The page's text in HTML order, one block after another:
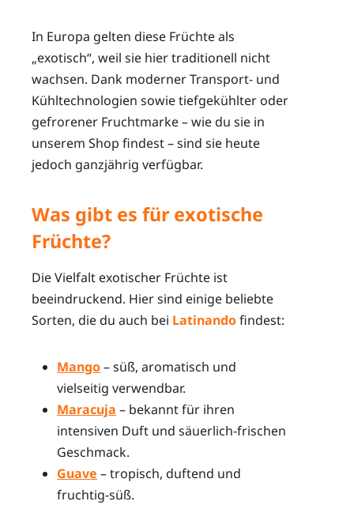
In Europa gelten diese Früchte als
„exotisch“, weil sie hier traditionell nicht
wachsen. Dank moderner Transport- und
Kühltechnologien sowie tiefgekühlter oder
gefrorener Fruchtmarke – wie du sie in
unserem Shop findest – sind sie heute
jedoch ganzjährig verfügbar.
Was gibt es für exotische
Früchte?
Die Vielfalt exotischer Früchte ist
beeindruckend. Hier sind einige beliebte
Sorten, die du auch bei Latinandofindest:
Mango– süß, aromatisch und
vielseitig verwendbar.
Maracuja – bekannt für ihren
intensiven Duft und säuerlich-frischen
Geschmack.
Guave – tropisch, duftend und
fruchtig-süß.